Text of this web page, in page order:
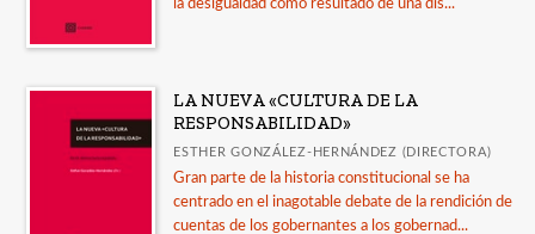
la desigualdad como resultado de una dis...
LA NUEVA «CULTURA DE LA
RESPONSABILIDAD»
ESTHER GONZÁLEZ-HERNÁNDEZ (DIRECTORA)
Gran parte de la historia constitucional se ha
centrado en el inagotable debate de la rendición de
cuentas de los gobernantes a los gobernad...